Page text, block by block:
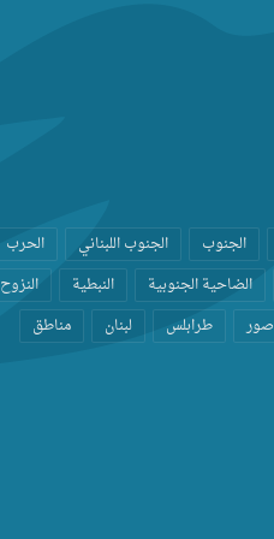
الجنوب الجنوب اللبناني الحرب
الضاحية الجنوبية النبطية النزوح
صور طرابلس لبنان مناطق